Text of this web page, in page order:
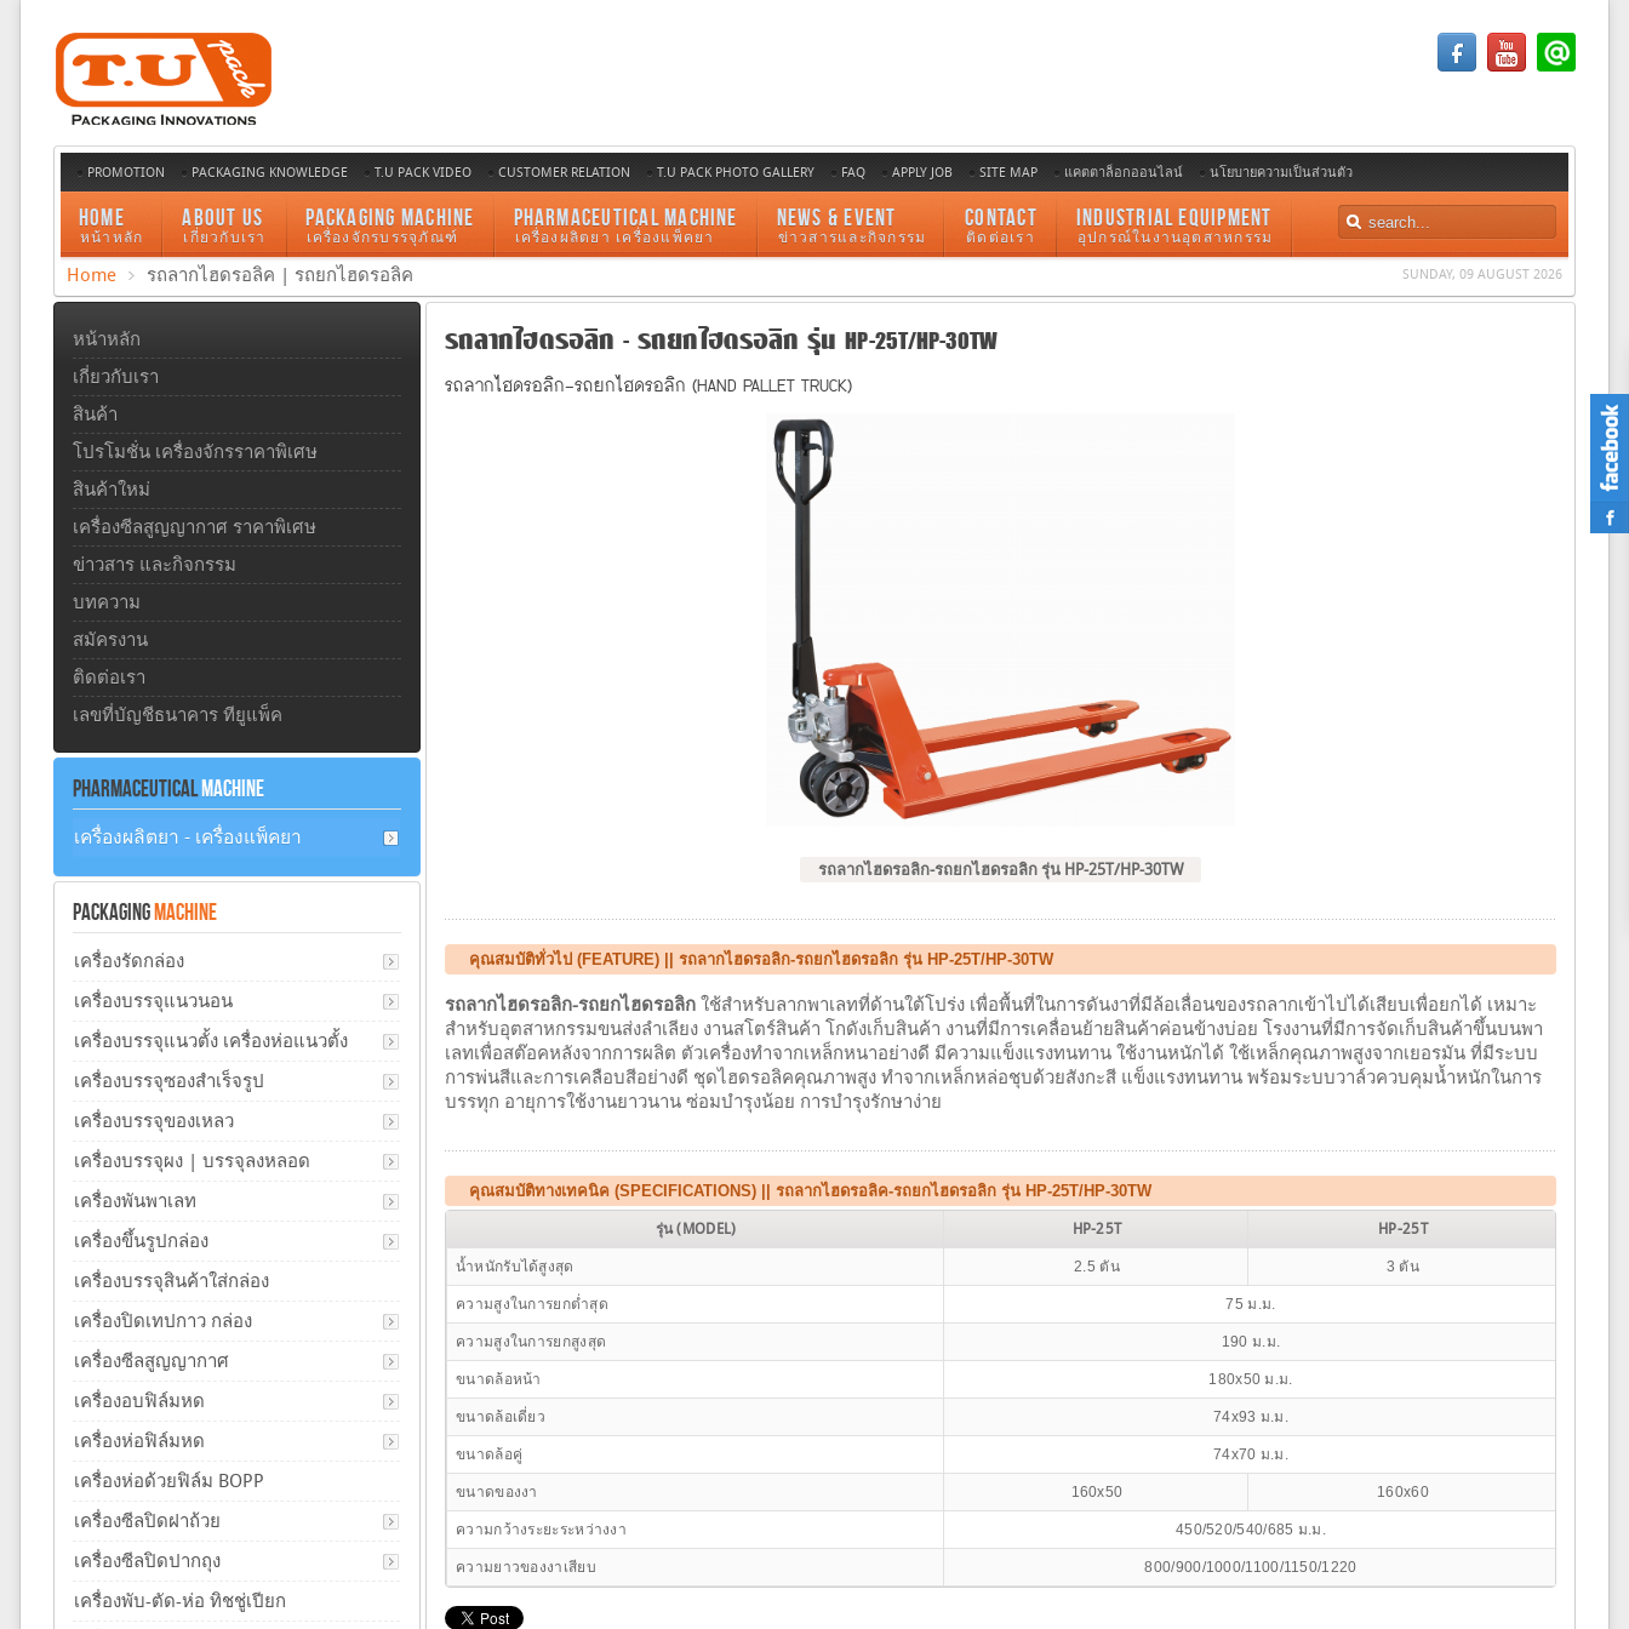
PROMOTION PACKAGING KNOWLEDGE T.U PACK VIDEO CUSTOMER RELATION T.U PACK PHOTO GALLERY FAQ APPLY JOB SITE MAP แคตตาล็อกออนไลน์ นโยบายความเป็นส่วนตัว
HOME
หน้าหลัก
ABOUT US
เกี่ยวกับเรา
PACKAGING MACHINE
เครื่องจักรบรรจุภัณฑ์
PHARMACEUTICAL MACHINE
เครื่องผลิตยา เครื่องแพ็คยา
NEWS & EVENT
ข่าวสารและกิจกรรม
CONTACT
ติดต่อเรา
INDUSTRIAL EQUIPMENT
อุปกรณ์ในงานอุตสาหกรรม
SUNDAY, 09 AUGUST 2026
Home รถลากไฮดรอลิค | รถยกไฮดรอลิค
รถลากไฮดรอลิก - รถยกไฮดรอลิก รุ่น HP-25T/HP-30TW
รถลากไฮดรอลิก-รถยกไฮดรอลิก (HAND PALLET TRUCK)
รถลากไฮดรอลิก-รถยกไฮดรอลิก รุ่น HP-25T/HP-30TW
คุณสมบัติทั่วไป (FEATURE) || รถลากไฮดรอลิก-รถยกไฮดรอลิก รุ่น HP-25T/HP-30TW
รถลากไฮดรอลิก-รถยกไฮดรอลิก ใช้สำหรับลากพาเลทที่ด้านใต้โปร่ง เพื่อพื้นที่ในการดันงาที่มีล้อเลื่อนของรถลากเข้าไปได้เสียบเพื่อยกได้ เหมาะ
สำหรับอุตสาหกรรมขนส่งลำเลียง งานสโตร์สินค้า โกดังเก็บสินค้า งานที่มีการเคลื่อนย้ายสินค้าค่อนข้างบ่อย โรงงานที่มีการจัดเก็บสินค้าขึ้นบนพา
เลทเพื่อสต๊อคหลังจากการผลิต ตัวเครื่องทำจากเหล็กหนาอย่างดี มีความแข็งแรงทนทาน ใช้งานหนักได้ ใช้เหล็กคุณภาพสูงจากเยอรมัน ที่มีระบบ
การพ่นสีและการเคลือบสีอย่างดี ชุดไฮดรอลิคคุณภาพสูง ทำจากเหล็กหล่อชุบด้วยสังกะสี แข็งแรงทนทาน พร้อมระบบวาล์วควบคุมน้ำหนักในการ
บรรทุก อายุการใช้งานยาวนาน ซ่อมบำรุงน้อย การบำรุงรักษาง่าย
คุณสมบัติทางเทคนิค (SPECIFICATIONS) || รถลากไฮดรอลิค-รถยกไฮดรอลิก รุ่น HP-25T/HP-30TW
รุ่น (MODEL) HP-25T HP-25T
น้ำหนักรับได้สูงสุด 2.5 ตัน 3 ตัน
ความสูงในการยกต่ำสุด 75 ม.ม.
ความสูงในการยกสูงสุด 190 ม.ม.
ขนาดล้อหน้า 180x50 ม.ม.
ขนาดล้อเดี่ยว 74x93 ม.ม.
ขนาดล้อคู่ 74x70 ม.ม.
ขนาดของงา 160x50 160x60
ความกว้างระยะระหว่างงา 450/520/540/685 ม.ม.
ความยาวของงาเสียบ 800/900/1000/1100/1150/1220
หน้าหลัก
เกี่ยวกับเรา
สินค้า
โปรโมชั่น เครื่องจักรราคาพิเศษ
สินค้าใหม่
เครื่องซีลสูญญากาศ ราคาพิเศษ
ข่าวสาร และกิจกรรม
บทความ
สมัครงาน
ติดต่อเรา
เลขที่บัญชีธนาคาร ทียูแพ็ค
PHARMACEUTICALMACHINE
เครื่องผลิตยา - เครื่องแพ็คยา
PACKAGING MACHINE
เครื่องรัดกล่อง
เครื่องบรรจุแนวนอน
เครื่องบรรจุแนวตั้ง เครื่องห่อแนวตั้ง
เครื่องบรรจุซองสำเร็จรูป
เครื่องบรรจุของเหลว
เครื่องบรรจุผง | บรรจุลงหลอด
เครื่องพันพาเลท
เครื่องขึ้นรูปกล่อง
เครื่องบรรจุสินค้าใส่กล่อง
เครื่องปิดเทปกาว กล่อง
เครื่องซีลสูญญากาศ
เครื่องอบฟิล์มหด
เครื่องห่อฟิล์มหด
เครื่องห่อด้วยฟิล์ม BOPP
เครื่องซีลปิดฝาถ้วย
เครื่องซีลปิดปากถุง
เครื่องพับ-ตัด-ห่อ ทิชชู่เปียก